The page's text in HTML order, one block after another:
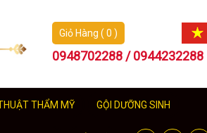
Giỏ Hàng ( 0 )
0948702288 / 0944232288
THẨM MỸ GỘI DƯỠNG SINH